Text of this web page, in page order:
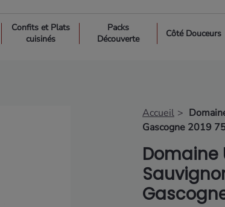
Confits et Plats
cuisinés
Packs
Découverte
Côté Douceurs
Accueil
Gascogne 2019
Domaine